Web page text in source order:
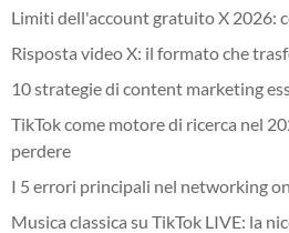
Limiti dell'account gratuito X 2026:
Risposta video X: il formato che
10 strategie di content marketing
TikTok come motore di ricerca nel
perdere
I 5 errori principali nel networking
Musica classica su TikTok LIVE: la